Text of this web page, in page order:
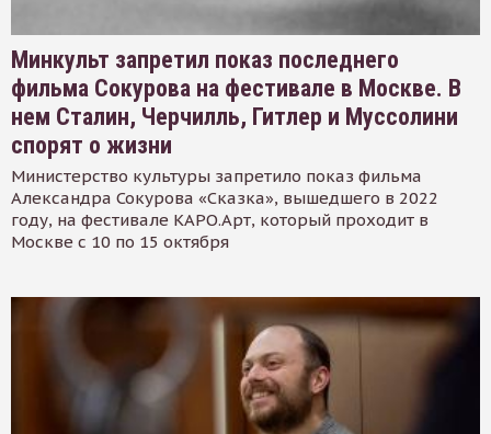
Минкульт запретил показ последнего
фильма Сокурова на фестивале в Москве. В
нем Сталин, Черчилль, Гитлер и Муссолини
спорят о жизни
Министерство культуры запретило показ фильма
Александра Сокурова «Сказка», вышедшего в 2022
году, на фестивале КАРО.Арт, который проходит в
Москве с 10 по 15 октября